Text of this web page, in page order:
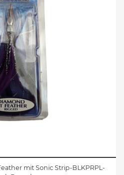
mit Sonic Strip-BLKPRPL-